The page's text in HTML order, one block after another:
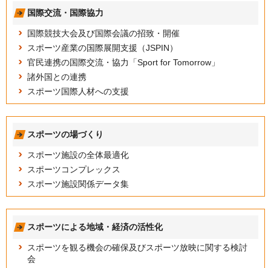
国際交流・国際協力
国際競技大会及び国際会議の招致・開催
スポーツ産業の国際展開支援（JSPIN）
官民連携の国際交流・協力「Sport for Tomorrow」
諸外国との連携
スポーツ国際人材への支援
スポーツの場づくり
スポーツ施設の全体最適化
スポーツコンプレックス
スポーツ施設関係データ集
スポーツによる地域・経済の活性化
スポーツを観る機会の確保及びスポーツ放映に関する検討
会